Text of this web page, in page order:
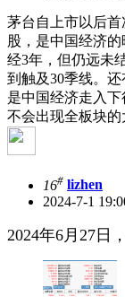
茅台自上市以后
股，是中国经济
经3年，但仍远未
到触及30季线。
是中国经济走入
不会出现全板块
16# lizhen
2024-7-1
2024年6月27日